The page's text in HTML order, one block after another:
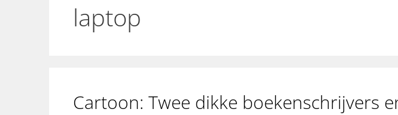
laptop
Cartoon: Twee dikke boekenschrijvers